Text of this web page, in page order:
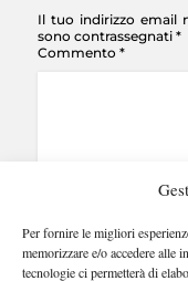
Per fornire le migliori
memorizzare e/o accedere alle
tecnologie ci permetterà di
Il tuo indirizzo email
sono contrassegnati *
Commento *
Nome*